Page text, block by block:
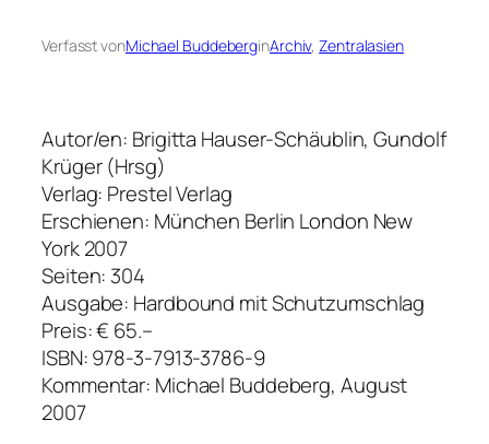
Verfasst vonMichael BuddeberginArchiv, Zentralasien
Autor/en: Brigitta Hauser-Schäublin, Gundolf
Krüger (Hrsg)
Verlag: Prestel Verlag
Erschienen: München Berlin London New
York 2007
Seiten: 304
Ausgabe: Hardbound mit Schutzumschlag
Preis: € 65.–
ISBN: 978-3-7913-3786-9
Kommentar: Michael Buddeberg, August
2007